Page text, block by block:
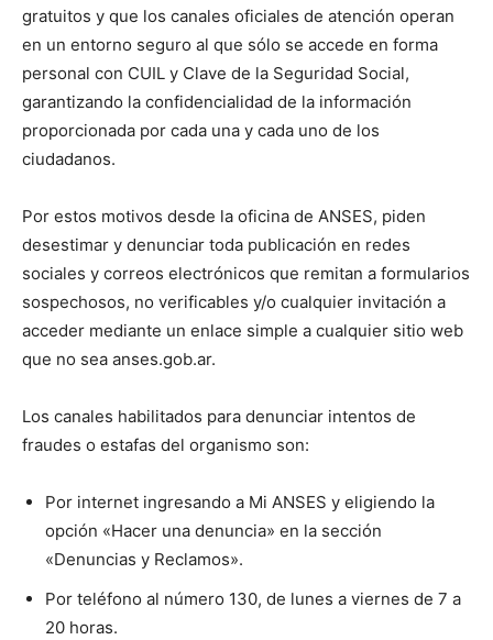
gratuitos y que los canales oficiales de atención operan
en un entorno seguro al que sólo se accede en forma
personal con CUIL y Clave de la Seguridad Social,
garantizando la confidencialidad de la información
proporcionada por cada una y cada uno de los
ciudadanos.
Por estos motivos desde la oficina de ANSES, piden
desestimar y denunciar toda publicación en redes
sociales y correos electrónicos que remitan a formularios
sospechosos, no verificables y/o cualquier invitación a
acceder mediante un enlace simple a cualquier sitio web
que no sea anses.gob.ar.
Los canales habilitados para denunciar intentos de
fraudes o estafas del organismo son:
Por internet ingresando a Mi ANSES y eligiendo la
opción «Hacer una denuncia» en la sección
«Denuncias y Reclamos».
Por teléfono al número 130, de lunes a viernes de 7 a
20 horas.